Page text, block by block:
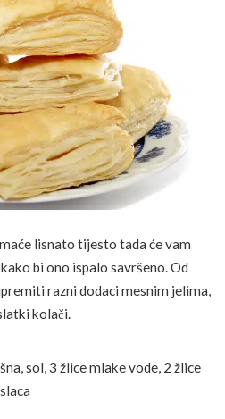
lisnato tijesto tada će vam
bi ono ispalo savršeno. Od
razni dodaci mesnim jelima,
kolači.
sol, 3 žlice mlake vode, 2 žlice